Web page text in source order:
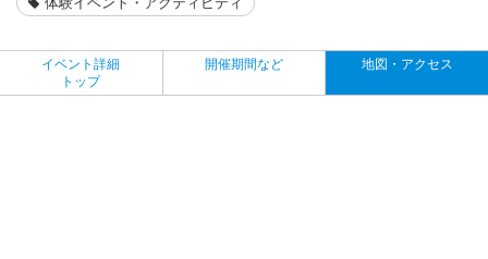
イベント詳細
トップ
開催期間など 地図・アクセス